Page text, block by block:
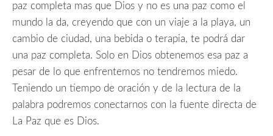
paz completa mas que Dios y no es una paz como el
mundo la da, creyendo que con un viaje a la playa, un
cambio de ciudad, una bebida o terapia, te podrá dar
una paz completa. Solo en Dios obtenemos esa paz a
pesar de lo que enfrentemos no tendremos miedo.
Teniendo un tiempo de oración y de la lectura de la
palabra podremos conectarnos con la fuente directa de
La Paz que es Dios.